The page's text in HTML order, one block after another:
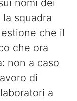
squadra
che il
che ora
non a caso
di
a